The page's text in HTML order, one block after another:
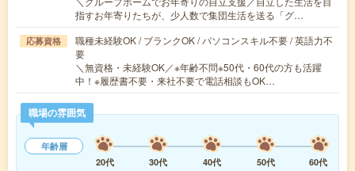
指すお年寄りたちが、少人数で集団生活を送る「グ…
応募資格
職種未経験OK / ブランクOK / パソコンスキル不要 / 英語力不
要
＼無資格・未経験OK／※年齢不問※50代・60代の方も活躍
中！※履歴書不要・来社不要で電話相談もOK…
職場の雰囲気
年齢層
20代
30代 40代 50代
60代